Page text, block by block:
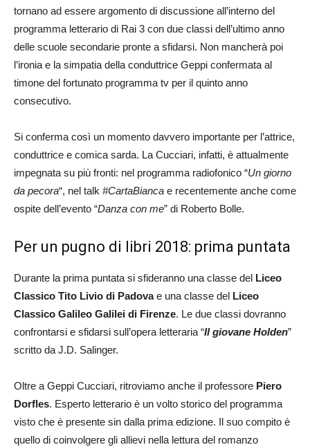
tornano ad essere argomento di discussione all’interno del
programma letterario di Rai 3 con due classi dell’ultimo anno
delle scuole secondarie pronte a sfidarsi. Non mancherà poi
l’ironia e la simpatia della conduttrice Geppi confermata al
timone del fortunato programma tv per il quinto anno
consecutivo.
Si conferma così un momento davvero importante per l’attrice,
conduttrice e comica sarda. La Cucciari, infatti, è attualmente
impegnata su più fronti: nel programma radiofonico “Un giorno
da pecora“, nel talk #CartaBianca e recentemente anche come
ospite dell’evento “Danza con me” di Roberto Bolle.
Per un pugno di libri 2018: prima puntata
Durante la prima puntata si sfideranno una classe del Liceo
Classico Tito Livio di Padovae una classe del Liceo
Classico Galileo Galilei di Firenze. Le due classi dovranno
confrontarsi e sfidarsi sull’opera letteraria “Il giovane Holden”
scritto da J.D. Salinger.
Oltre a Geppi Cucciari, ritroviamo anche il professore Piero
Dorfles. Esperto letterario è un volto storico del programma
visto che è presente sin dalla prima edizione. Il suo compito è
quello di coinvolgere gli allievi nella lettura del romanzo